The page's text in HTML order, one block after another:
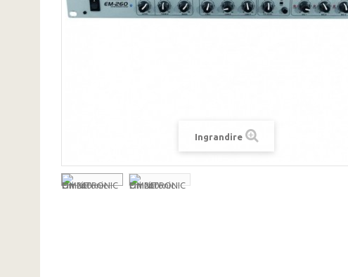
Ingrandire